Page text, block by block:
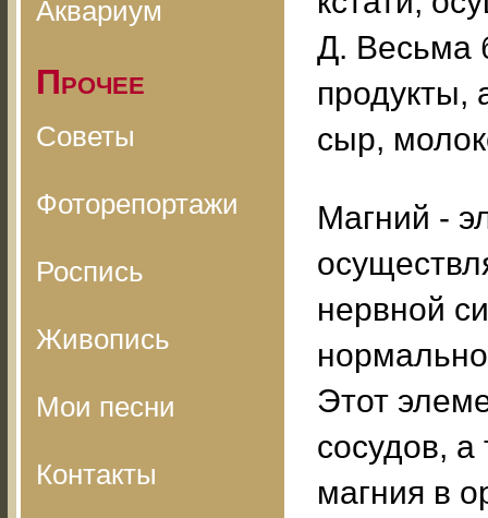
Аквариум
Прочее
Советы
Фоторепортажи
Роспись
Живопись
Мои песни
Контакты
Д. Весьма
продукты,
сыр,
Магний -
нервной
Этот
сосудов,
магния в